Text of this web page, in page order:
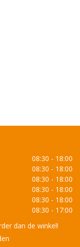
08:30 - 18:00
08:30 - 18:00
08:30 - 18:00
08:30 - 18:00
08:30 - 18:00
08:30 - 17:00
dan de winkel!